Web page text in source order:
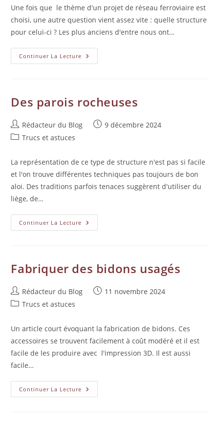
Une fois que le thème d'un projet de réseau ferroviaire est
choisi, une autre question vient assez vite : quelle structure
pour celui-ci ? Les plus anciens d'entre nous ont…
Continuer La Lecture
Des parois rocheuses
Rédacteur du Blog
9 décembre 2024
Trucs et astuces
La représentation de ce type de structure n'est pas si facile
et l'on trouve différentes techniques pas toujours de bon
aloi. Des traditions parfois tenaces suggèrent d'utiliser du
liège, de…
Continuer La Lecture
Fabriquer des bidons usagés
Rédacteur du Blog
11 novembre 2024
Trucs et astuces
Un article court évoquant la fabrication de bidons. Ces
accessoires se trouvent facilement à coût modéré et il est
facile de les produire avec l'impression 3D. Il est aussi
facile…
Continuer La Lecture